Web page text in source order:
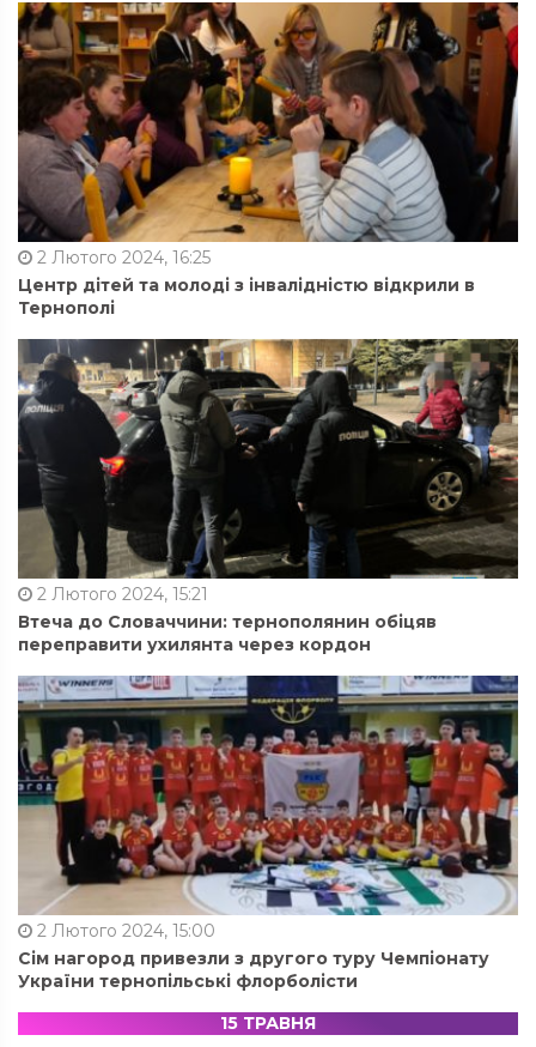
2 Лютого 2024, 16:25
Центр дітей та молоді з інвалідністю відкрили в
Тернополі
2 Лютого 2024, 15:21
Втеча до Словаччини: тернополянин обіцяв
переправити ухилянта через кордон
2 Лютого 2024, 15:00
Сім нагород привезли з другого туру Чемпіонату
України тернопільські флорболісти
15 ТРАВНЯ